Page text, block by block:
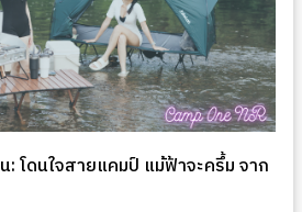
โดนใจสายแคมป์ แม้ฟ้าจะครึ้ม จาก